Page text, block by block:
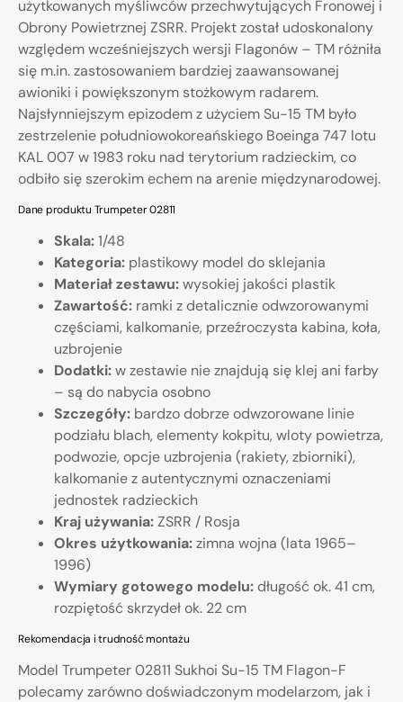
użytkowanych myśliwców przechwytujących Fronowej i
Obrony Powietrznej ZSRR. Projekt został udoskonalony
względem wcześniejszych wersji Flagonów – TM różniła
się m.in. zastosowaniem bardziej zaawansowanej
awioniki i powiększonym stożkowym radarem.
Najsłynniejszym epizodem z użyciem Su-15 TM było
zestrzelenie południowokoreańskiego Boeinga 747 lotu
KAL 007 w 1983 roku nad terytorium radzieckim, co
odbiło się szerokim echem na arenie międzynarodowej.
Dane produktu Trumpeter 02811
Skala:1/48
Kategoria: plastikowy model do sklejania
Materiał zestawu:wysokiej jakości plastik
Zawartość: ramki z detalicznie odwzorowanymi
częściami, kalkomanie, przeźroczysta kabina, koła,
uzbrojenie
Dodatki:w zestawie nie znajdują się klej ani farby
– są do nabycia osobno
Szczegóły: bardzo dobrze odwzorowane linie
podziału blach, elementy kokpitu, wloty powietrza,
podwozie, opcje uzbrojenia (rakiety, zbiorniki),
kalkomanie z autentycznymi oznaczeniami
jednostek radzieckich
Kraj używania:ZSRR / Rosja
Okres użytkowania:zimna wojna (lata 1965–
1996)
Wymiary gotowego modelu:długość ok. 41 cm,
rozpiętość skrzydeł ok. 22 cm
Rekomendacja i trudność montażu
Model Trumpeter 02811 Sukhoi Su-15 TM Flagon-F
polecamy zarówno doświadczonym modelarzom, jak i